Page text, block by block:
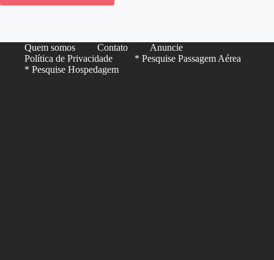
Quem somos Contato
Anuncie
Política de Privacidade
* Pesquise Passagem Aérea
* Pesquise Hospedagem